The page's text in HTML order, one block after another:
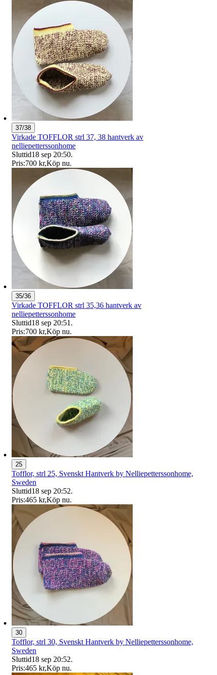
37/38
Virkade TOFFLOR strl 37, 38 hantverk av
nelliepetterssonhome
Sluttid18 sep 20:50.
Pris:700 kr,Köp nu.
35/36
Virkade TOFFLOR strl 35,36 hantverk av
nelliepetterssonhome
Sluttid18 sep 20:51 .
Pris:700 kr,Köp nu.
25
Tofflor, strl 25, Svenskt Hantverk by Nelliepetterssonhome,
Sweden
Sluttid18 sep 20:52.
Pris:465 kr,Köp nu.
30
Tofflor, strl 30, Svenskt Hantverk by Nelliepetterssonhome,
Sweden
Sluttid18 sep 20:52.
Pris:465 kr,Köp nu.